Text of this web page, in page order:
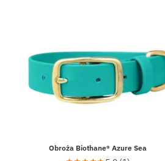
Obroża Biothane® Azure Sea